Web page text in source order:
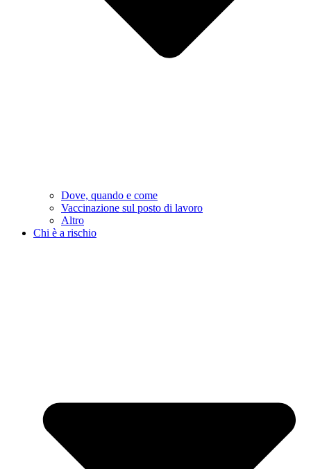
Dove, quando e come
Vaccinazione sul posto di lavoro
Altro
Chi è a rischio